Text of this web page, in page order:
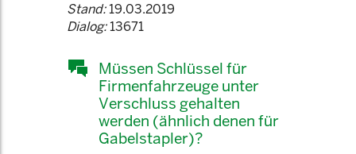
Stand:19.03.2019
Dialog:13671
Müssen Schlüssel für
Firmenfahrzeuge unter
Verschluss gehalten
werden (ähnlich denen für
Gabelstapler)?